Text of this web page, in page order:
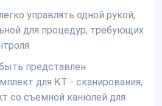
управлять одной рукой,
для процедур, требующих
представлен
для КТ - сканирования,
со съемной канюлей для